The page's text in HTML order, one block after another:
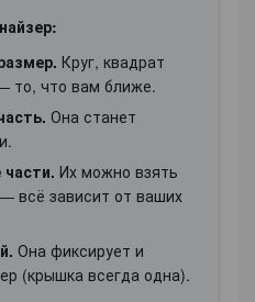
Круг, квадрат
то, что вам ближе.
Она станет
Их можно взять
всё зависит от ваших
Она фиксирует и
(крышка всегда одна).